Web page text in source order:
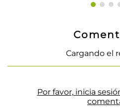
Cargando el
Por favor, inicia